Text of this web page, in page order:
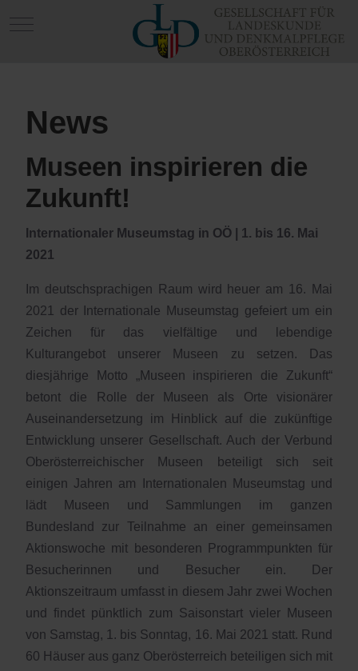
Mobile Menu Toggle
News
Museen inspirieren die
Zukunft!
Internationaler Museumstag in OÖ | 1. bis 16. Mai
2021
Im deutschsprachigen Raum wird heuer am 16. Mai
2021 der Internationale Museumstag gefeiert um ein
Zeichen für das vielfältige und lebendige
Kulturangebot unserer Museen zu setzen. Das
diesjährige Motto „Museen inspirieren die Zukunft“
betont die Rolle der Museen als Orte visionärer
Auseinandersetzung im Hinblick auf die zukünftige
Entwicklung unserer Gesellschaft. Auch der Verbund
Oberösterreichischer Museen beteiligt sich seit
einigen Jahren am Internationalen Museumstag und
lädt Museen und Sammlungen im ganzen
Bundesland zur Teilnahme an einer gemeinsamen
Aktionswoche mit besonderen Programmpunkten für
Besucherinnen und Besucher ein. Der
Aktionszeitraum umfasst in diesem Jahr zwei Wochen
und findet pünktlich zum Saisonstart vieler Museen
von Samstag, 1. bis Sonntag, 16. Mai 2021 statt. Rund
60 Häuser aus ganz Oberösterreich beteiligen sich mit